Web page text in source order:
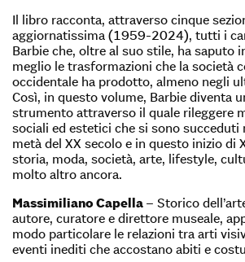
Il libro racconta, attraverso cinque
aggiornatissima (1959-2024), tutti i
Barbie che, oltre al suo stile, ha saputo
meglio le trasformazioni che la società
occidentale ha prodotto, almeno negli
Così, in questo volume, Barbie diventa
strumento attraverso il quale rileggere
sociali ed estetici che si sono succeduti
metà del XX secolo e in questo inizio di
storia, moda, società, arte, lifestyle,
molto altro ancora.
Massimiliano Capella – Storico
autore, curatore e direttore museale,
modo particolare le relazioni tra arti
eventi inediti che accostano abiti e